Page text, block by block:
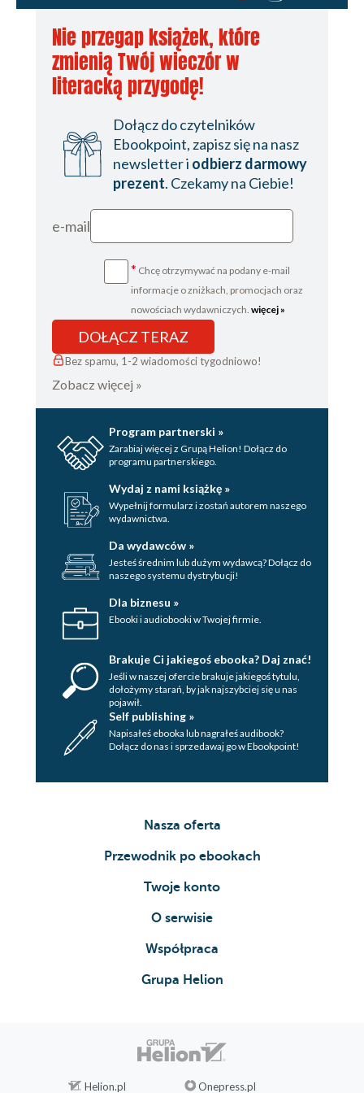
Dzień 28
Dzień 29
Dzień 30
Dzień 31
Słowa zmieniające życie
Nie przegap książek, które
zmienią Twój wieczór w
literacką przygodę!
Dołącz do czytelników
Ebookpoint, zapisz się na nasz
newsletter i odbierz darmowy
prezent. Czekamy na Ciebie!
e-mail
* Chcę otrzymywać na podany e-mail
informacje o zniżkach, promocjach oraz
nowościach wydawniczych. więcej »
DOŁĄCZ TERAZ
Bez spamu, 1-2 wiadomości tygodniowo!
Zobacz więcej »
Program partnerski »
Zarabiaj więcej z Grupą Helion! Dołącz do
programu partnerskiego.
Wydaj z nami książkę »
Wypełnij formularz i zostań autorem naszego
wydawnictwa.
Da wydawców »
Jesteś średnim lub dużym wydawcą? Dołącz do
naszego systemu dystrybucji!
Dla biznesu »
Ebooki i audiobooki w Twojej firmie.
Brakuje Ci jakiegoś ebooka? Daj znać!
Jeśli w naszej ofercie brakuje jakiegoś tytulu,
dołożymy starań, by jak najszybciej się u nas
pojawił.
Self publishing »
Napisałeś ebooka lub nagrałeś audibook?
Dołącz do nas i sprzedawaj go w Ebookpoint!
Nasza oferta
Przewodnik po ebookach
Twoje konto
O serwisie
Współpraca
Grupa Helion
Helion.pl Onepress.pl